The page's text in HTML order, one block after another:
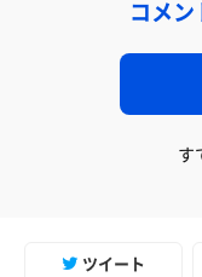
コメ
す
ツイート